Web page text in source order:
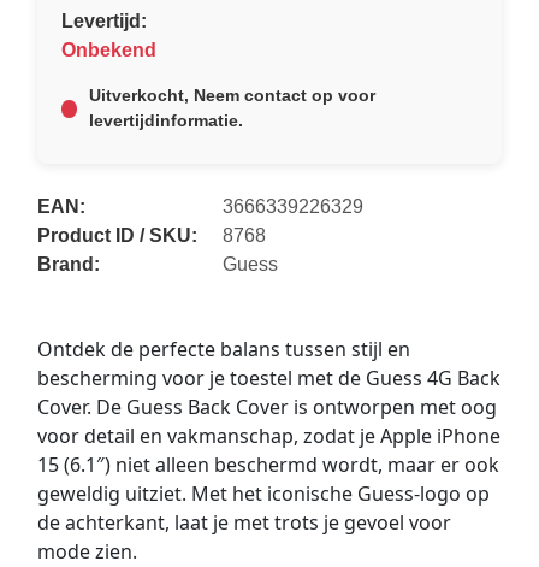
Levertijd:
Onbekend
Uitverkocht, Neem contact op voor
levertijdinformatie.
EAN:
3666339226329
Product ID / SKU:
8768
Brand:
Guess
Ontdek de perfecte balans tussen stijl en
bescherming voor je toestel met de Guess 4G Back
Cover. De Guess Back Cover is ontworpen met oog
voor detail en vakmanschap, zodat je Apple iPhone
15 (6.1″) niet alleen beschermd wordt, maar er ook
geweldig uitziet. Met het iconische Guess-logo op
de achterkant, laat je met trots je gevoel voor
mode zien.